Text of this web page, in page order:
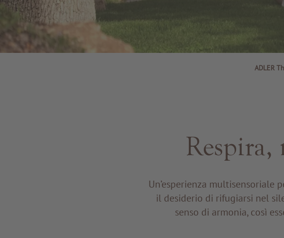
ADLER
Respira,
Un’esperienza multisensoriale
il desiderio di rifugiarsi nel
senso di armonia, così